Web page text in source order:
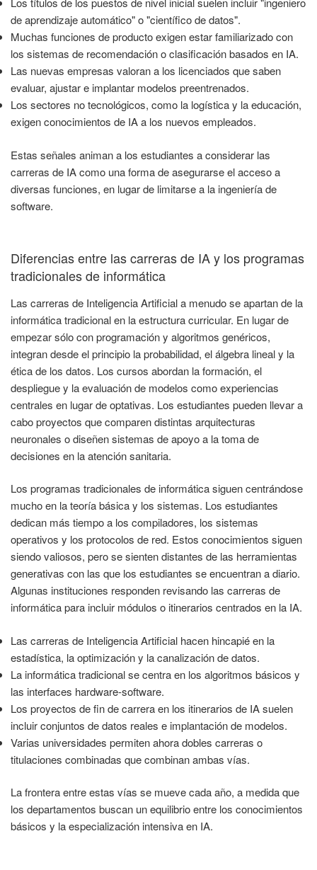
de aprendizaje automático" o "científico de datos".
Muchas funciones de producto exigen estar familiarizado con
los sistemas de recomendación o clasificación basados en IA.
Las nuevas empresas valoran a los licenciados que saben
evaluar, ajustar e implantar modelos preentrenados.
Los sectores no tecnológicos, como la logística y la educación,
exigen conocimientos de IA a los nuevos empleados.
Estas señales animan a los estudiantes a considerar las
carreras de IA como una forma de asegurarse el acceso a
diversas funciones, en lugar de limitarse a la ingeniería de
software.
Diferencias entre las carreras de IA y los programas
tradicionales de informática
Las carreras de Inteligencia Artificial a menudo se apartan de la
informática tradicional en la estructura curricular. En lugar de
empezar sólo con programación y algoritmos genéricos,
integran desde el principio la probabilidad, el álgebra lineal y la
ética de los datos. Los cursos abordan la formación, el
despliegue y la evaluación de modelos como experiencias
centrales en lugar de optativas. Los estudiantes pueden llevar a
cabo proyectos que comparen distintas arquitecturas
neuronales o diseñen sistemas de apoyo a la toma de
decisiones en la atención sanitaria.
Los programas tradicionales de informática siguen centrándose
mucho en la teoría básica y los sistemas. Los estudiantes
dedican más tiempo a los compiladores, los sistemas
operativos y los protocolos de red. Estos conocimientos siguen
siendo valiosos, pero se sienten distantes de las herramientas
generativas con las que los estudiantes se encuentran a diario.
Algunas instituciones responden revisando las carreras de
informática para incluir módulos o itinerarios centrados en la IA.
Las carreras de Inteligencia Artificial hacen hincapié en la
estadística, la optimización y la canalización de datos.
La informática tradicional se centra en los algoritmos básicos y
las interfaces hardware-software.
Los proyectos de fin de carrera en los itinerarios de IA suelen
incluir conjuntos de datos reales e implantación de modelos.
Varias universidades permiten ahora dobles carreras o
titulaciones combinadas que combinan ambas vías.
La frontera entre estas vías se mueve cada año, a medida que
los departamentos buscan un equilibrio entre los conocimientos
básicos y la especialización intensiva en IA.